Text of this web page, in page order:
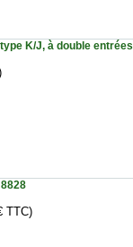
K/J, à double entrées
TTC)